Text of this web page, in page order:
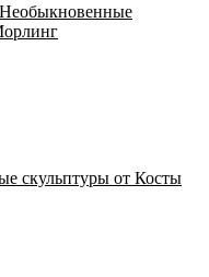
Необыкновенные
скульптуры от Косты